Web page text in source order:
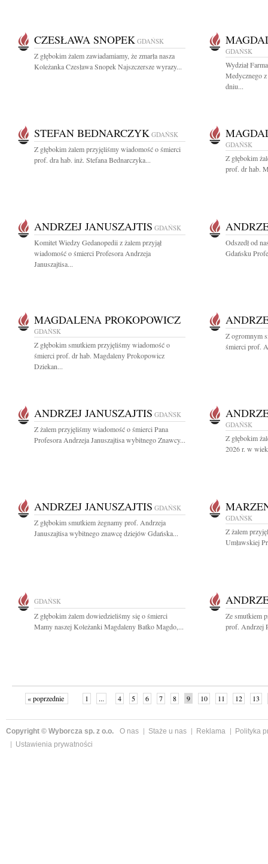
CZESŁAWA SNOPEK GDAŃSK
Z głębokim żalem zawiadamiamy, że zmarła nasza
Koleżanka Czesława Snopek Najszczersze wyrazy...
GDAŃSK
Wydział
Medycznego
dniu...
STEFAN BEDNARCZYK GDAŃSK
Z głębokim żalem przyjęliśmy wiadomość o śmierci
prof. dra hab. inż. Stefana Bednarczyka...
GDAŃSK
Z głębokim
prof. dr hab.
ANDRZEJ JANUSZAJTIS GDAŃSK
Komitet Wiedzy Gedanopedii z żalem przyjął
wiadomość o śmierci Profesora Andrzeja
Januszajtisa...
Odszedł od
Gdańsku
MAGDALENA PROKOPOWICZ
GDAŃSK
Z głębokim smutkiem przyjęliśmy wiadomość o
śmierci prof. dr hab. Magdaleny Prokopowicz
Dziekan...
Z ogromnym
śmierci prof.
ANDRZEJ JANUSZAJTIS GDAŃSK
Z żalem przyjęliśmy wiadomość o śmierci Pana
Profesora Andrzeja Januszajtisa wybitnego Znawcy...
GDAŃSK
Z głębokim
2026 r. w
ANDRZEJ JANUSZAJTIS GDAŃSK
Z głębokim smutkiem żegnamy prof. Andrzeja
Januszajtisa wybitnego znawcę dziejów Gdańska...
GDAŃSK
Z żalem
Umławskiej
GDAŃSK
Z głębokim żalem dowiedzieliśmy się o śmierci
Mamy naszej Koleżanki Magdaleny Batko Magdo,...
Ze smutkiem
prof. Andrzej
« poprzednie 1 ... 4 5 6 7 8 9 10 11 12 13
Copyright © Wyborcza sp. z o.o. O nas Staże u nas Reklama
Polityka
Ustawienia prywatności